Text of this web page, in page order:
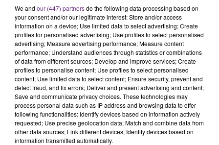
17h48
17h48
SIA
Elastic Heart
17h45
17h45
AMBRE
J'me Demande
We and our (447) partnersdo the following data processing based on
your consent and/or our legitimate interest: Store and/or access
information on a device; Use limited data to select advertising; Create
profiles for personalised advertising; Use profiles to select personalised
advertising; Measure advertising performance; Measure content
performance; Understand audiences through statistics or combinations
of data from different sources; Develop and improve services; Create
profiles to personalise content; Use profiles to select personalised
content; Use limited data to select content; Ensure security, prevent and
detect fraud, and fix errors; Deliver and present advertising and content;
Save and communicate privacy choices. These technologies may
process personal data such as IP address and browsing data to offer
following functionalities: Identify devices based on information actively
requested; Use precise geolocation data; Match and combine data from
other data sources; Link different devices; Identify devices based on
information transmitted automatically.